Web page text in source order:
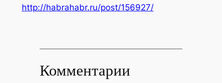
http://habrahabr.ru/post/156927/
Комментарии